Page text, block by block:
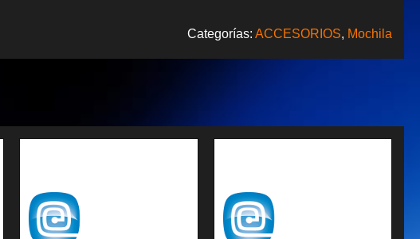
Categorías: ACCESORIOS, Mochila